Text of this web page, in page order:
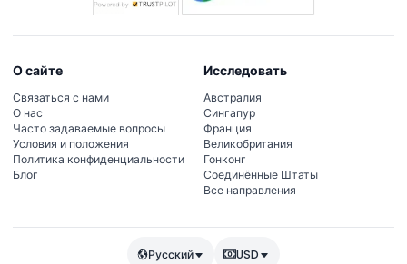
О сайте
Связаться с нами
О нас
Часто задаваемые вопросы
Условия и положения
Политика конфиденциальности
Блог
Исследовать
Австралия
Сингапур
Франция
Великобритания
Гонконг
Соединённые Штаты
Все направления
Русский USD